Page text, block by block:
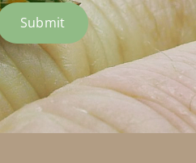
Submit